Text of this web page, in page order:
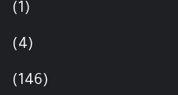
(1)
(4)
(146)